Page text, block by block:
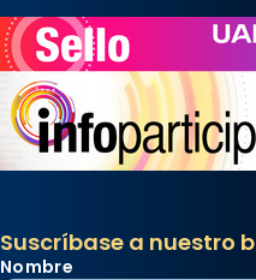
Suscríbase a nuestro
Nombre